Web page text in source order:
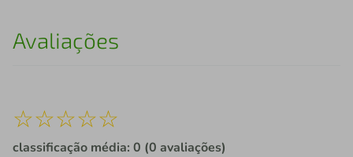
Avaliações
☆☆☆☆☆
classificação média: 0 (0 avaliações)